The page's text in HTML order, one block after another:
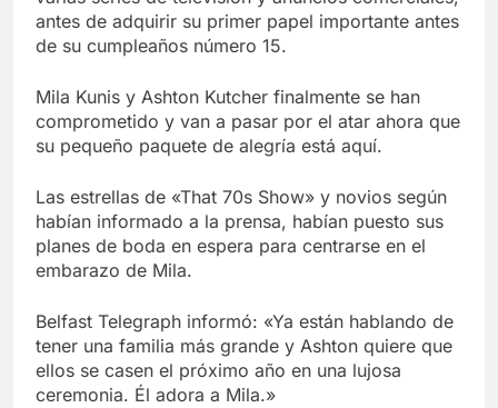
movimiento desde una
sola foto
antes de adquirir su primer papel importante antes
de su cumpleaños número 15.
Mila Kunis y Ashton Kutcher finalmente se han
comprometido y van a pasar por el atar ahora que
su pequeño paquete de alegría está aquí.
Las estrellas de «That 70s Show» y novios según
habían informado a la prensa, habían puesto sus
planes de boda en espera para centrarse en el
embarazo de Mila.
Belfast Telegraph informó: «Ya están hablando de
tener una familia más grande y Ashton quiere que
ellos se casen el próximo año en una lujosa
ceremonia. Él adora a Mila.»